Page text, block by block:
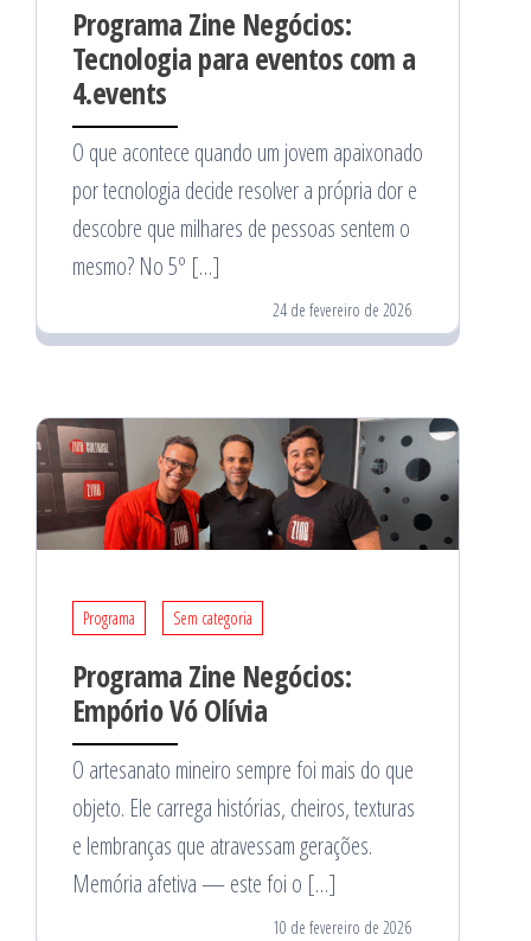
Programa Zine Negócios:
Tecnologia para eventos com a
4.events
O que acontece quando um jovem apaixonado
por tecnologia decide resolver a própria dor e
descobre que milhares de pessoas sentem o
mesmo? No 5º […]
24 de fevereiro de 2026
Programa Sem categoria
Programa Zine Negócios:
Empório Vó Olívia
O artesanato mineiro sempre foi mais do que
objeto. Ele carrega histórias, cheiros, texturas
e lembranças que atravessam gerações.
Memória afetiva — este foi o […]
10 de fevereiro de 2026